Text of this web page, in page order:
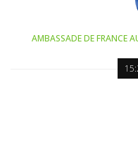
AMBASSADE DE FRANCE